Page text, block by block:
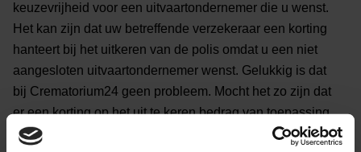
keuzevrijheid voor een uitvaartondernemer die u wenst.
Het kan zijn dat uw betreffende verzekeraar een korting
hanteert bij het uitkeren van de polis omdat u een niet
aangesloten uitvaartondernemer wenst. Gelukkig is dat
bij Crematorium24 geen probleem. Mocht het zo zijn dat
er een korting op het uit te keren bedrag van toepassing
is dan wegen de scherpe tarieven van Crematorium24